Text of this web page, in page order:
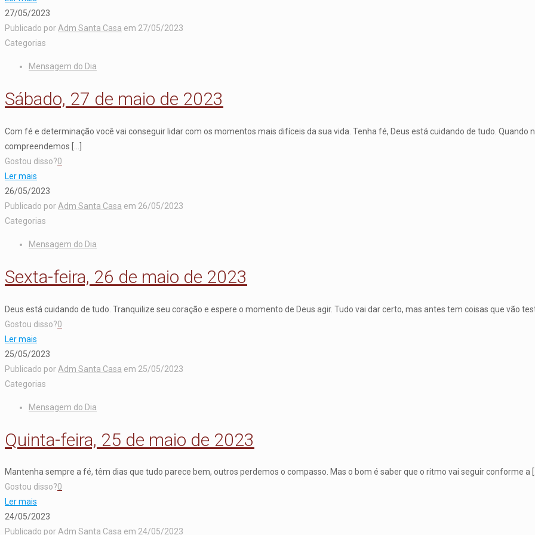
27/05/2023
Publicado por Adm Santa Casa em 27/05/2023
Categorias
Mensagem do Dia
Sábado, 27 de maio de 2023
Com fé e determinação você vai conseguir lidar com os momentos mais difíceis da sua vida. Tenha fé, Deus está cuidando de tudo. Quando
compreendemos
Gostou disso?0
Ler mais
26/05/2023
Publicado por Adm Santa Casa em 26/05/2023
Categorias
Mensagem do Dia
Sexta-feira, 26 de maio de 2023
Deus está cuidando de tudo. Tranquilize seu coração e espere o momento de Deus agir. Tudo vai dar certo, mas antes tem coisas que vão
Gostou disso?0
Ler mais
25/05/2023
Publicado por Adm Santa Casa em 25/05/2023
Categorias
Mensagem do Dia
Quinta-feira, 25 de maio de 2023
Mantenha sempre a fé, têm dias que tudo parece bem, outros perdemos o compasso. Mas o bom é saber que o ritmo vai seguir conforme a
Gostou disso?0
Ler mais
24/05/2023
Publicado porAdm Santa Casa em 24/05/2023